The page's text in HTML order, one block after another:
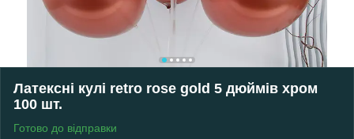
Латексні кулі retro rose gold 5 дюймів хром
100 шт.
Готово до відправки